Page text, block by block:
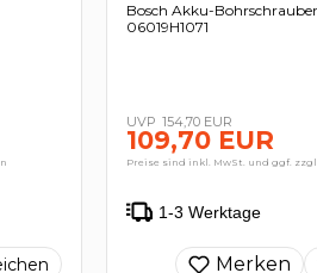
Bosch Akku-Bohrschrauber
06019H1071
154,70 EUR
109,70 EUR
Preise sind inkl. MwSt. und ggf.
1-3 Werktage
Merken